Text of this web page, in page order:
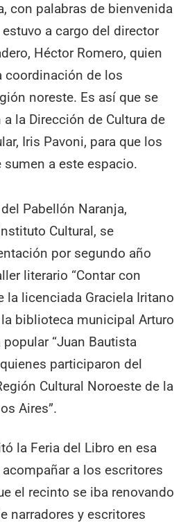
con palabras de bienvenida
a cargo del director
Héctor Romero, quien
coordinación de los
noreste. Es así que se
la Dirección de Cultura de
Iris Pavoni, para que los
a este espacio.
Pabellón Naranja,
Cultural, se
por segundo año
literario “Contar con
la licenciada Graciela Iritano
biblioteca municipal Arturo
“Juan Bautista
participaron del
Cultural Noroeste de la
Aires”.
la Feria del Libro en esa
a los escritores
el recinto se iba renovando
narradores y escritores